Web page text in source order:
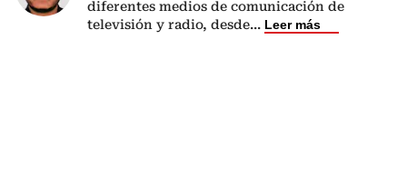
diferentes medios de comunicación de
televisión y radio, desde... Leer más